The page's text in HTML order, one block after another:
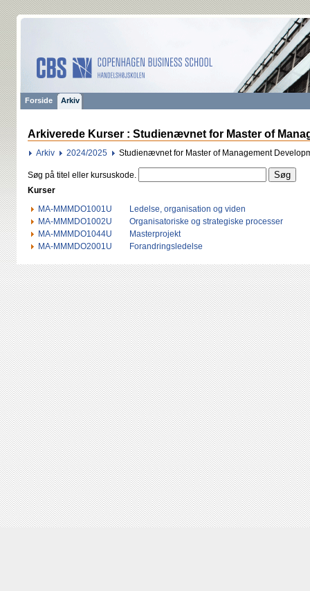
Forside Arkiv
Arkiverede Kurser : Studienævnet for Master of
Arkiv 2024/2025 Studienævnet for Master of Management
Søg på titel eller kursuskode.
Kurser
MA-MMMDO1001U
Ledelse, organisation og viden
MA-MMMDO1002U
Organisatoriske og strategiske processer
MA-MMMDO1044U
Masterprojekt
MA-MMMDO2001U
Forandringsledelse